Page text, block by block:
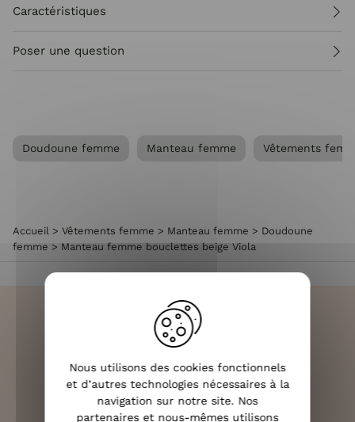
Caractéristiques
Poser une question
Doudoune femme Manteau femme Vêtements
Accueil > Vêtements femme > Manteau femme > Doudoune
femme > Manteau femme bouclettes beige Viola
LIVRAISON RAPIDE
OFFERTE DÈS 70€
Nous utilisons des cookies fonctionnels
et d’autres technologies nécessaires à la
navigation sur notre site. Nos
partenaires et nous-mêmes utilisons